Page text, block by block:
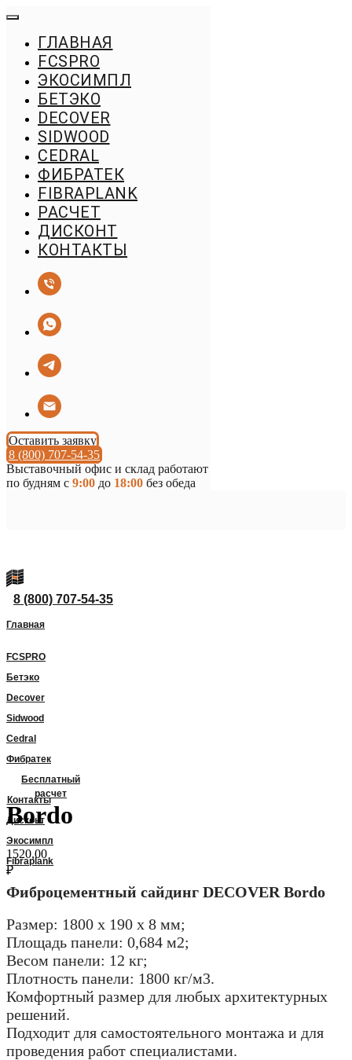
ГЛАВНАЯ
FСSPRO
ЭКОСИМПЛ
БЕТЭКО
DECOVER
SIDWOOD
CEDRAL
ФИБРАТЕК
FIBRAPLANK
РАСЧЕТ
ДИСКОНТ
КОНТАКТЫ
Оставить заявку
8 (800) 707-54-35
Выставочный офис и склад работают
по будням с 9:00 до 18:00 без обеда
8 (800) 707-54-35
Главная
FCSPRO
Бетэко
Decover
Sidwood
Cedral
Фибратек
Бесплатный
расчет
Контакты
Дисконт
Экосимпл
Fibraplank
Bordo
1520,00
₽
Фиброцементный сайдинг DECOVER Bordo
Размер: 1800 x 190 x 8 мм;
Площадь панели: 0,684 м2;
Весом панели: 12 кг;
Плотность панели: 1800 кг/м3.
Комфортный размер для любых архитектурных
решений.
Подходит для самостоятельного монтажа и для
проведения работ специалистами.